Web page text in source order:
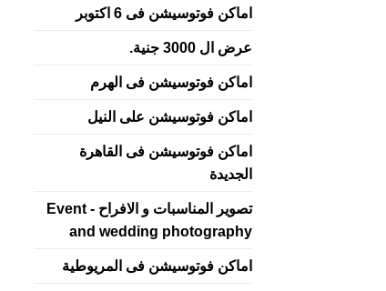
اماكن فوتوسيشن فى 6 اكتوبر
عرض ال 3000 جنية.
اماكن فوتوسيشن فى الهرم
اماكن فوتوسيشن على النيل
اماكن فوتوسيشن فى القاهرة
الجديدة
تصوير المناسبات و الافراح - Event
and wedding photography
اماكن فوتوسيشن فى المريوطية